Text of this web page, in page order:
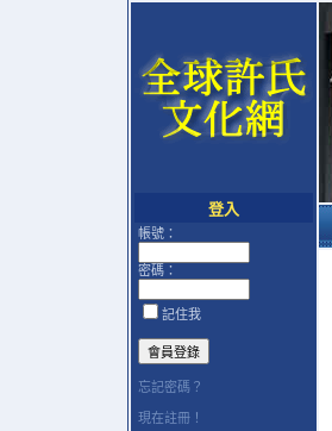
登入
帳號：
密碼：
記住我
忘記密碼？
現在註冊！